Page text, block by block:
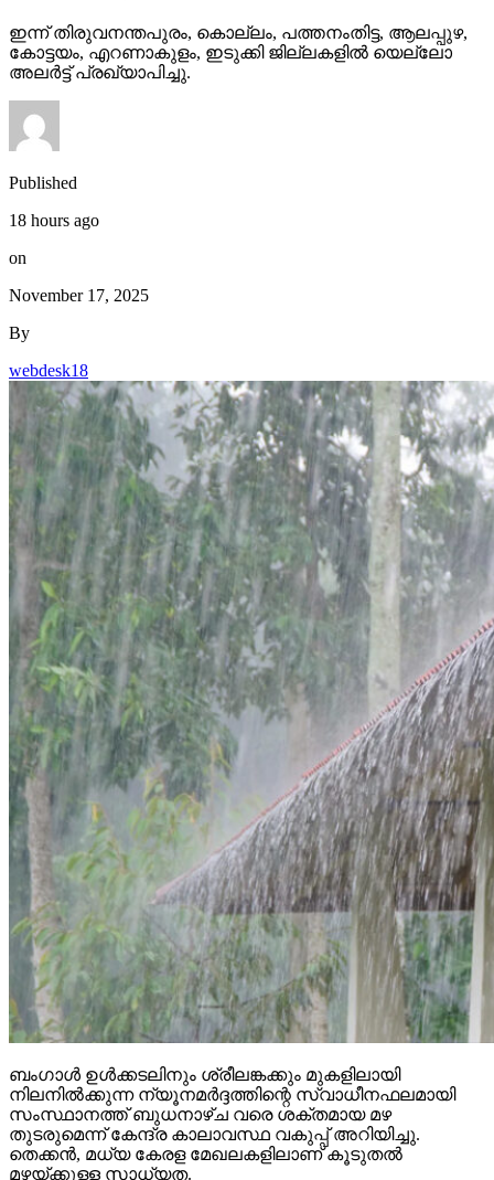
ഇന്ന് തിരുവനന്തപുരം, കൊല്ലം, പത്തനംതിട്ട, ആലപ്പുഴ,
കോട്ടയം, എറണാകുളം, ഇടുക്കി ജില്ലകളില്‍ യെല്ലോ
അലര്‍ട്ട് പ്രഖ്യാപിച്ചു.
Published
18 hours ago
on
November 17, 2025
By
webdesk18
ബംഗാള്‍ ഉള്‍ക്കടലിനും ശ്രീലങ്കക്കും മുകളിലായി
നിലനില്‍ക്കുന്ന ന്യൂനമര്‍ദ്ദത്തിന്റെ സ്വാധീനഫലമായി
സംസ്ഥാനത്ത് ബുധനാഴ്ച വരെ ശക്തമായ മഴ
തുടരുമെന്ന് കേന്ദ്ര കാലാവസ്ഥ വകുപ്പ് അറിയിച്ചു.
തെക്കന്‍, മധ്യ കേരള മേഖലകളിലാണ് കൂടുതല്‍
മഴയ്ക്കുള്ള സാധ്യത.